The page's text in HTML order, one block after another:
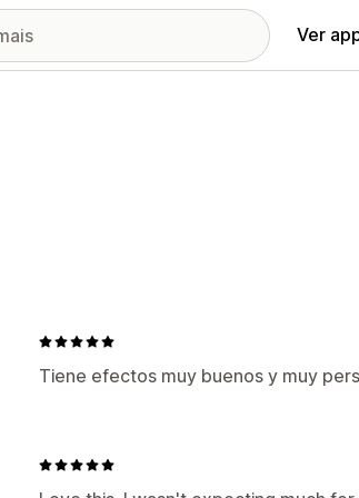
Ver
Tiene efectos muy buenos y muy